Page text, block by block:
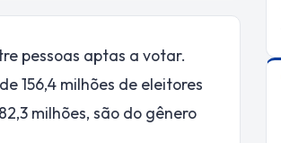
pessoas aptas a votar.
156,4 milhões de eleitores
milhões, são do gênero